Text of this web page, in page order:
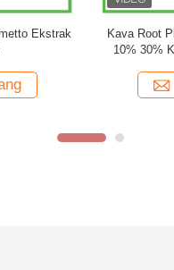
Formula Disesuaikan
Ginkgo Biloba Powder
sekarang